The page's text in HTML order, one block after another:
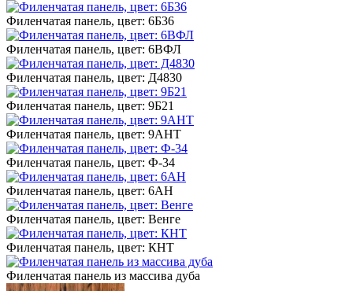
Филенчатая панель, цвет: 6Б36
Филенчатая панель, цвет: 6ВФЛ
Филенчатая панель, цвет: Д4830
Филенчатая панель, цвет: 9Б21
Филенчатая панель, цвет: 9АНТ
Филенчатая панель, цвет: Ф-34
Филенчатая панель, цвет: 6АН
Филенчатая панель, цвет: Венге
Филенчатая панель, цвет: КНТ
Филенчатая панель из массива дуба